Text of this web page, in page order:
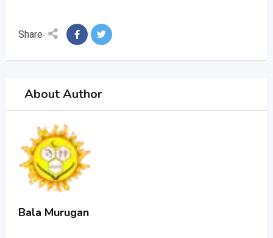
Share
About Author
Bala Murugan